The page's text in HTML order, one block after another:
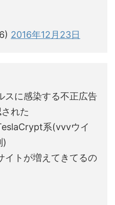
2016年12月23日
スに感染する不正広告
れた
系(vvvウイ
)
イトが増えてきてるの